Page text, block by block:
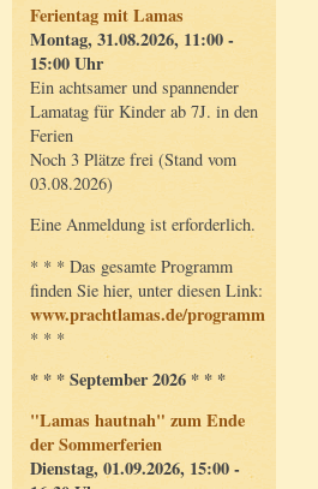
Ferientag mit Lamas
Montag, 31.08.2026, 11:00 -
15:00 Uhr
Ein achtsamer und spannender
Lamatag für Kinder ab 7J. in den
Ferien
Noch 3 Plätze frei (Stand vom
03.08.2026)
Eine Anmeldung ist erforderlich.
* * * Das gesamte Programm
finden Sie hier, unter diesen Link:
www.prachtlamas.de/programm
* * *
* * * September 2026 * * *
"Lamas hautnah" zum Ende
der Sommerferien
Dienstag, 01.09.2026, 15:00 -